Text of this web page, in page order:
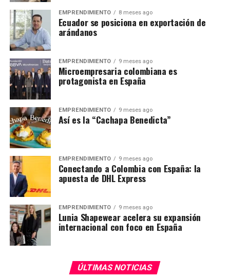
EMPRENDIMIENTO 8 meses ago
Ecuador se posiciona en exportación de
arándanos
EMPRENDIMIENTO 9 meses ago
Microempresaria colombiana es
protagonista en España
EMPRENDIMIENTO 9 meses ago
Así es la “Cachapa Benedicta”
EMPRENDIMIENTO 9 meses ago
Conectando a Colombia con España: la
apuesta de DHL Express
EMPRENDIMIENTO 9 meses ago
Lunia Shapewear acelera su expansión
internacional con foco en España
ÚLTIMAS NOTICIAS